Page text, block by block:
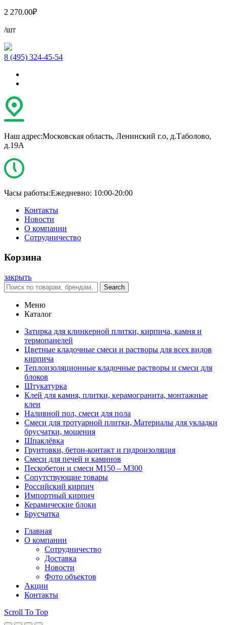
2 270.00₽
/шт
8 (495) 324-45-54
Наш адрес:Московская область, Ленинский г.о, д.Таболово,
д.19А
Часы работы:Ежедневно: 10:00-20:00
Контакты
Новости
О компании
Сотрудничество
Корзина
закрыть
Search
Меню
Каталог
Затирка для клинкерной плитки, кирпича, камня и
термопанелей
Цветные кладочные смеси и растворы для всех видов
кирпича
Теплоизоляционные кладочные растворы и смеси для
блоков
Штукатурка
Клей для камня, плитки, керамогранита, монтажные
клеи
Наливной пол, смеси для пола
Смеси для тротуарной плитки, Материалы для укладки
брусчатки, мощения
Шпаклёвка
Грунтовки, бетон-контакт и гидроизоляция
Смеси для печей и каминов
Пескобетон и смеси М150 – М300
Сопутствующие товары
Российский кирпич
Импортный кирпич
Керамические блоки
Брусчатка
Главная
О компании
Сотрудничество
Доставка
Новости
Фото объектов
Акции
Контакты
Scroll To Top